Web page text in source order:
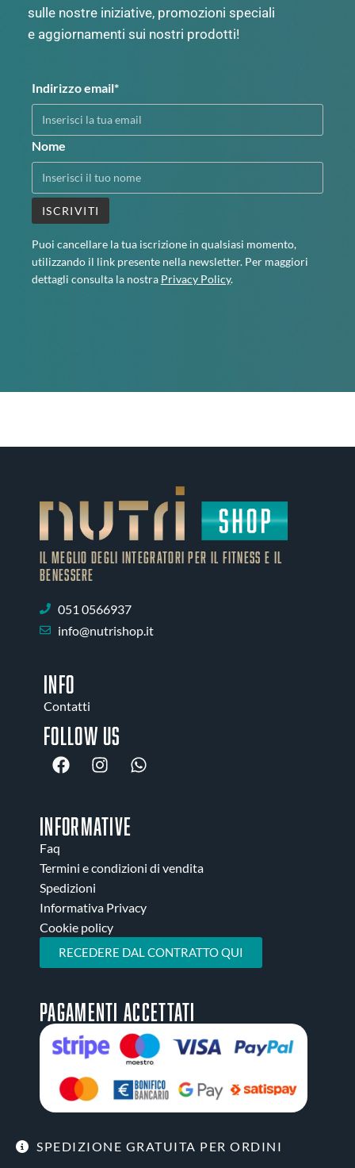
SPEDIZIONE GRATUITA PER ORDINI
sulle nostre iniziative, promozioni speciali
e aggiornamenti sui nostri prodotti!
Indirizzo email*
Nome
Puoi cancellare la tua iscrizione in qualsiasi momento,
utilizzando il link presente nella newsletter. Per maggiori
dettagli consulta la nostra Privacy Policy.
IL MEGLIO DEGLI Integratori PER IL FITNESS E IL
BENESSERE
051 0566937
info@nutrishop.it
INFO
Contatti
Follow us
INFORMATIVE
Faq
Termini e condizioni di vendita
Spedizioni
Informativa Privacy
Cookie policy
RECEDERE DAL CONTRATTO QUI
Pagamenti accettati